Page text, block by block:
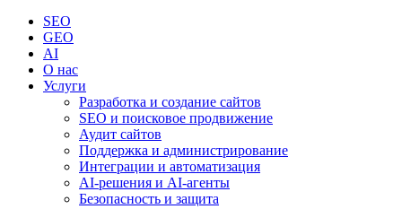
SEO
GEO
AI
О нас
Услуги
Разработка и создание сайтов
SEO и поисковое продвижение
Аудит сайтов
Поддержка и администрирование
Интеграции и автоматизация
AI-решения и AI-агенты
Безопасность и защита